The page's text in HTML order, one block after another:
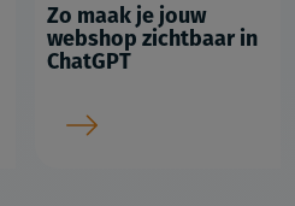
Zo maak je jouw
webshop zichtbaar in
ChatGPT